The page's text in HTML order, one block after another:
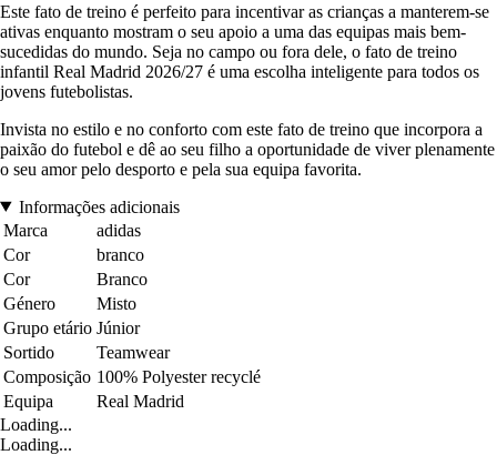
Este fato de treino é perfeito para incentivar as crianças a manterem-se
ativas enquanto mostram o seu apoio a uma das equipas mais bem-
sucedidas do mundo. Seja no campo ou fora dele, o fato de treino
infantil Real Madrid 2026/27 é uma escolha inteligente para todos os
jovens futebolistas.
Invista no estilo e no conforto com este fato de treino que incorpora a
paixão do futebol e dê ao seu filho a oportunidade de viver plenamente
o seu amor pelo desporto e pela sua equipa favorita.
Informações adicionais
Marca
adidas
Cor
branco
Cor
Branco
Género
Misto
Grupo etário Júnior
Sortido
Teamwear
Composição 100% Polyester recyclé
Equipa
Real Madrid
Loading...
Loading...